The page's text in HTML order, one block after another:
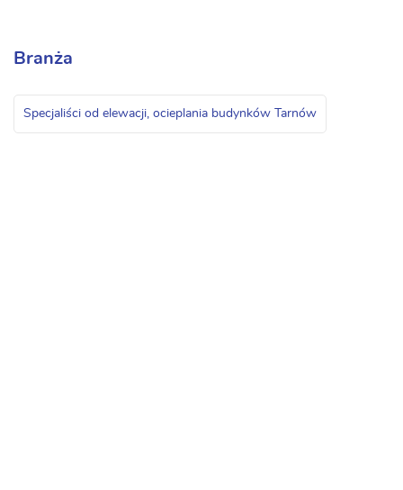
Branża
Specjaliści od elewacji, ocieplania budynków Tarnów